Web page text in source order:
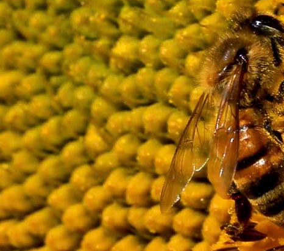
CAMPUS UANL
COMUNIDADUANL
CULTURA
DEPORTES
I+D+I EXPERTOS
SALUD
SUSTENTABILIDAD